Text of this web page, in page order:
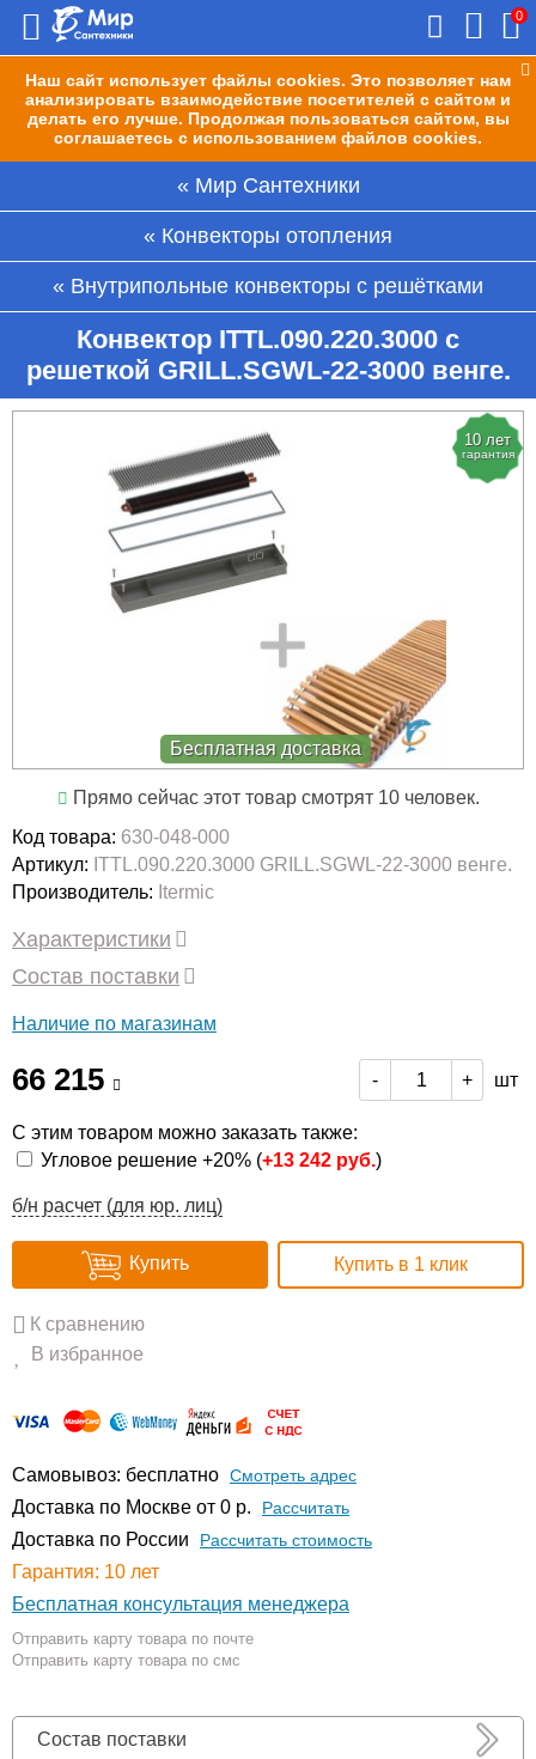
Наш сайт использует файлы cookies. Это позволяет нам
анализировать взаимодействие посетителей с сайтом и
делать его лучше. Продолжая пользоваться сайтом, вы
соглашаетесь с использованием файлов cookies.
0
Мир Сантехники
Конвекторы отопления
Внутрипольные конвекторы с решётками
Конвектор ITTL.090.220.3000 с
решеткой GRILL.SGWL-22-3000 венге.
10 лет
гарантия
Бесплатная доставка
Прямо сейчас этот товар смотрят 10 человек.
Код товара: 630-048-000
Артикул: ITTL.090.220.3000 GRILL.SGWL-22-3000 венге.
Производитель: Itermic
Характеристики
Состав поставки
Наличие по магазинам
66 215 - + шт
С этим товаром можно заказать также:
Угловое решение +20% (+13 242 руб.)
б/н расчет (для юр. лиц)
Купить Купить в 1 клик
К сравнению
В избранное
Самовывоз: бесплатно Смотреть адрес
Доставка по Москве от 0 р. Расcчитать
Доставка по России Рассчитать стоимость
Гарантия: 10 лет
Бесплатная консультация менеджера
Отправить карту товара по почте
Отправить карту товара по смс
Состав поставки